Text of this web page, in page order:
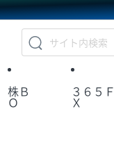
株Ｂ
Ｏ
３６５Ｆ
Ｘ